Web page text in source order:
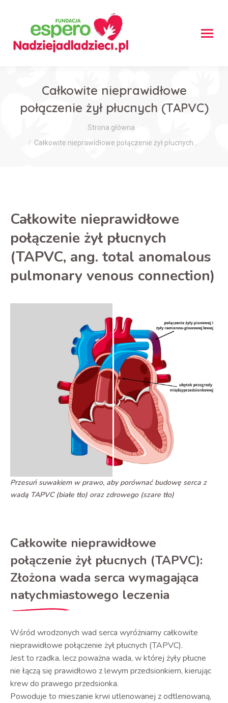
Całkowite nieprawidłowe
połączenie żył płucnych (TAPVC)
Strona główna
Całkowite nieprawidłowe połączenie żył płucnych…
Całkowite nieprawidłowe
połączenie żył płucnych
(TAPVC, ang. total anomalous
pulmonary venous connection)
Przesuń suwakiem w prawo, aby porównać budowę serca z
wadą TAPVC (białe tło) oraz zdrowego (szare tło)
Całkowite nieprawidłowe
połączenie żył płucnych (TAPVC):
Złożona wada serca wymagająca
natychmiastowego leczenia
Wśród wrodzonych wad serca wyróżniamy całkowite
nieprawidłowe połączenie żył płucnych (TAPVC).
Jest to rzadka, lecz poważna wada, w której żyły płucne
nie łączą się prawidłowo z lewym przedsionkiem, kierując
krew do prawego przedsionka.
Powoduje to mieszanie krwi utlenowanej z odtlenowaną,